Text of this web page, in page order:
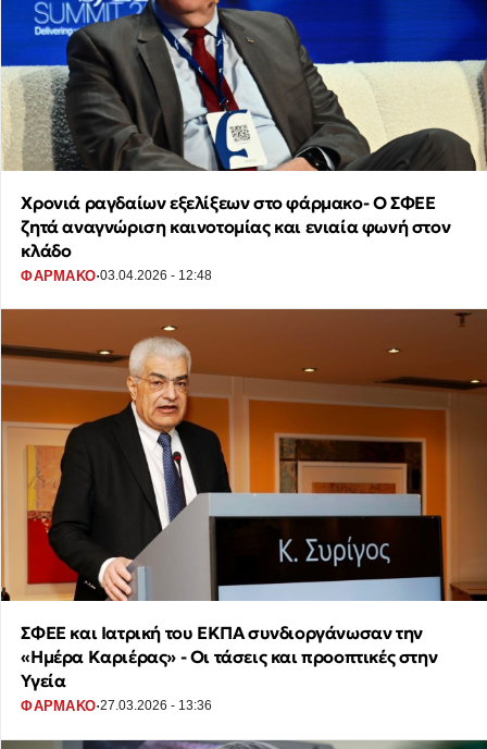
Χρονιά ραγδαίων εξελίξεων στο φάρμακο- Ο ΣΦΕΕ
ζητά αναγνώριση καινοτομίας και ενιαία φωνή στον
κλάδο
ΦΑΡΜΑΚΟ·03.04.2026 - 12:48
ΣΦΕΕ και Ιατρική του ΕΚΠΑ συνδιοργάνωσαν την
«Ημέρα Καριέρας» - Οι τάσεις και προοπτικές στην
Υγεία
ΦΑΡΜΑΚΟ·27.03.2026 - 13:36